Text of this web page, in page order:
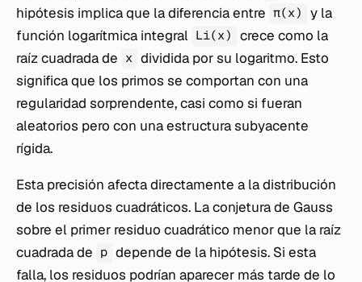
hipótesis implica que la diferencia entre π(x) y la
función logarítmica integral Li(x) crece como la
raíz cuadrada de x dividida por su logaritmo. Esto
significa que los primos se comportan con una
regularidad sorprendente, casi como si fueran
aleatorios pero con una estructura subyacente
rígida.
Esta precisión afecta directamente a la distribución
de los residuos cuadráticos. La conjetura de Gauss
sobre el primer residuo cuadrático menor que la raíz
cuadrada de p depende de la hipótesis. Si esta
falla, los residuos podrían aparecer más tarde de lo